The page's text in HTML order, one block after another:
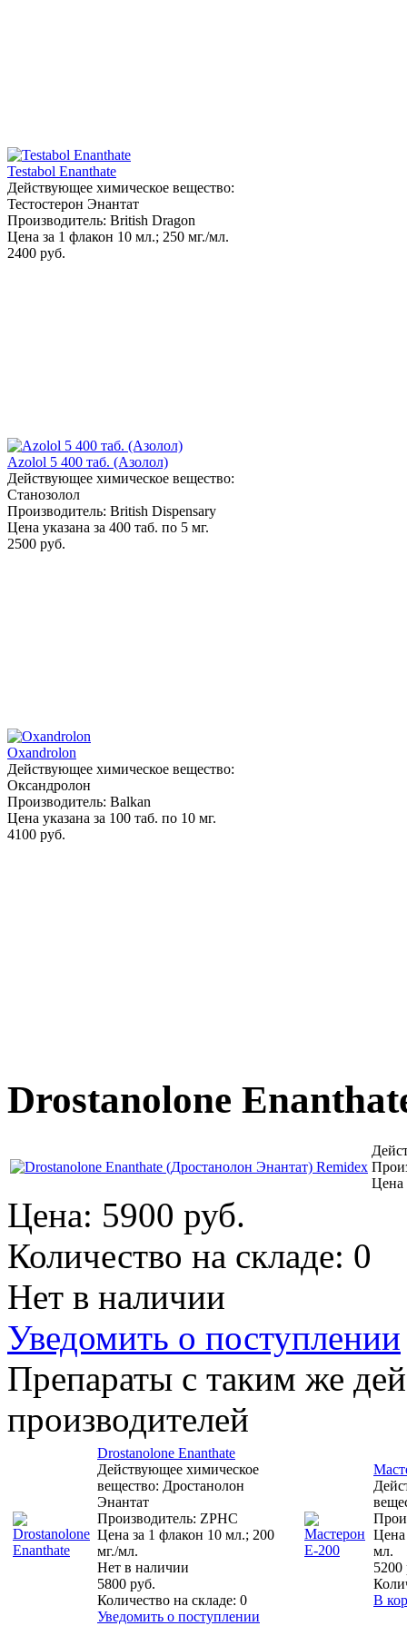
Testabol Enanthate
Действующее химическое вещество:
Тестостерон Энантат
Производитель: British Dragon
Цена за 1 флакон 10 мл.; 250 мг./мл.
2400 руб.
Azolol 5 400 таб. (Азолол)
Действующее химическое вещество:
Станозолол
Производитель: British Dispensary
Цена указана за 400 таб. по 5 мг.
2500 руб.
Oxandrolon
Действующее химическое вещество:
Оксандролон
Производитель: Balkan
Цена указана за 100 таб. по 10 мг.
4100 руб.
Drostanolone
Цена
Цена: 5900 руб.
Количество на складе: 0
Нет в наличии
Уведомить о поступлении
Препараты с таким же
производителей
Drostanolone Enanthate
Действующее химическое
вещество: Дростанолон
Энантат
Производитель: ZPHC
Цена за 1 флакон 10 мл.; 200
мг./мл.
Нет в наличии
5800 руб.
Количество на складе: 0
Уведомить о поступлении
Цена
мл.
5200
В